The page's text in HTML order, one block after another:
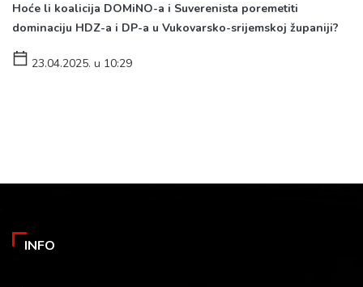
Hoće li koalicija DOMiNO-a i Suverenista poremetiti
dominaciju HDZ-a i DP-a u Vukovarsko-srijemskoj županiji?
23.04.2025. u 10:29
INFO